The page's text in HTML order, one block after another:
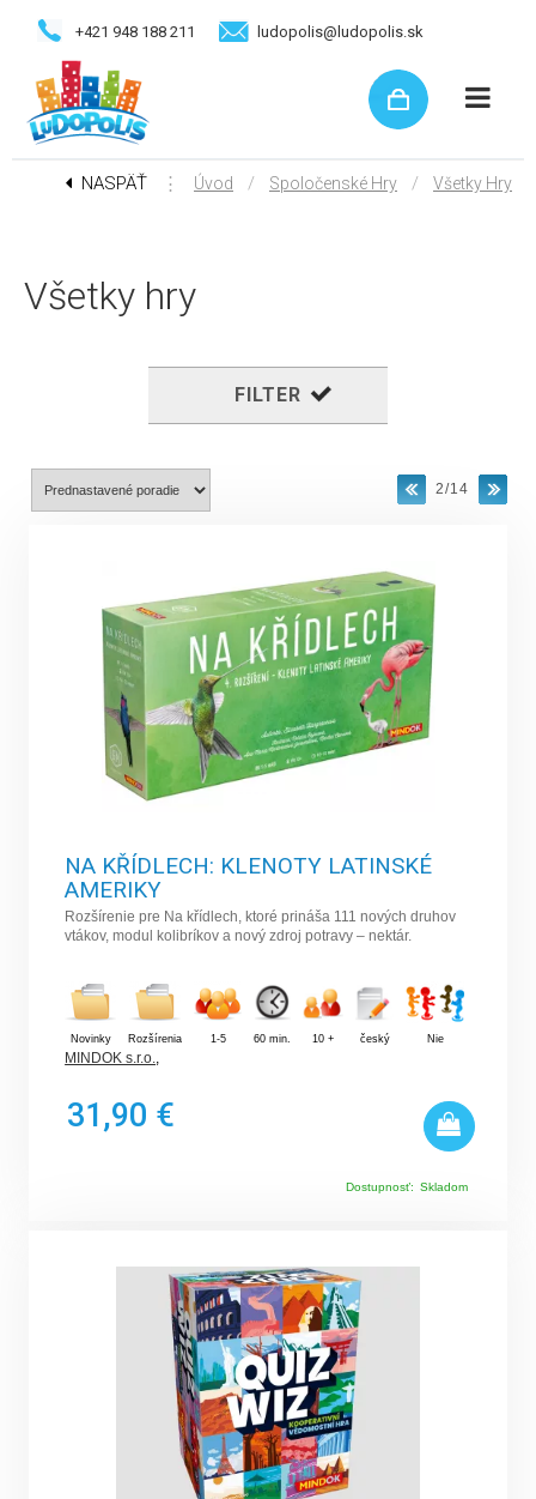
+421 948 188 211 ludopolis@ludopolis.sk
NASPÄŤ ⋮ Úvod / Spoločenské Hry / Všetky Hry
Všetky hry
FILTER
2/14
NA KŘÍDLECH: KLENOTY LATINSKÉ
AMERIKY
Rozšírenie pre Na křídlech, ktoré prináša 111 nových druhov
vtákov, modul kolibríkov a nový zdroj potravy – nektár.
Novinky Rozšírenia 1-5 60 min. 10 + český Nie
MINDOK s.r.o.,
31,90 €
Dostupnosť: Skladom